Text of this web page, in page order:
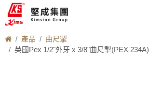
產品
曲尺掣
英國Pex 1/2"外牙 x 3/8"曲尺掣(PEX 234A)